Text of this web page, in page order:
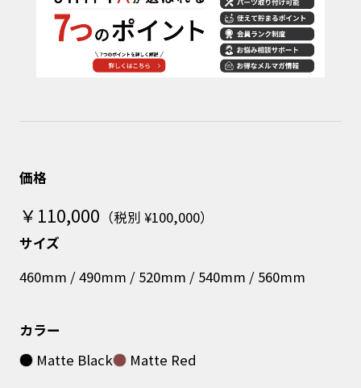
価格
￥110,000 （税別 ¥100,000）
サイズ
460mm / 490mm / 520mm / 540mm / 560mm
カラー
Matte Black
Matte Red